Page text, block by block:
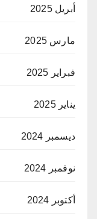
أبريل 2025
مارس 2025
فبراير 2025
يناير 2025
ديسمبر 2024
نوفمبر 2024
أكتوبر 2024